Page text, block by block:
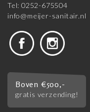
Tel: 0252-675504
info@meijer-sanitair.nl
Boven €500,-
gratis verzending!